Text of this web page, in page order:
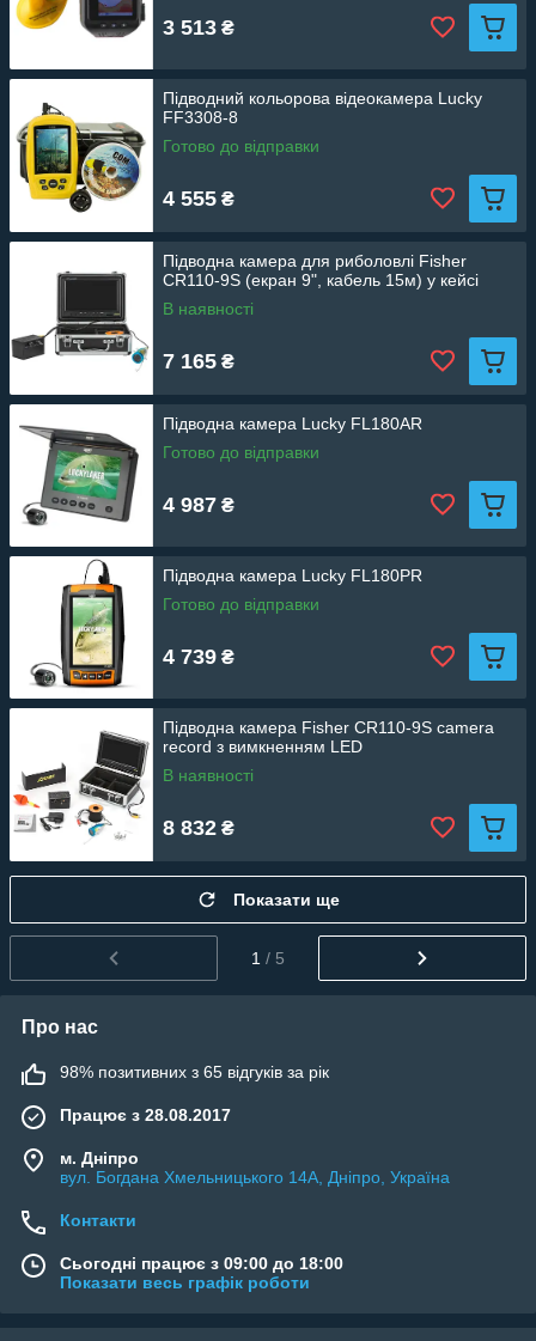
3 513 ₴
Підводний кольорова відеокамера Lucky
FF3308-8
Готово до відправки
4 555 ₴
Підводна камера для риболовлі Fisher
CR110-9S (екран 9", кабель 15м) у кейсі
В наявності
7 165 ₴
Підводна камера Lucky FL180AR
Готово до відправки
4 987 ₴
Підводна камера Lucky FL180PR
Готово до відправки
4 739 ₴
Підводна камера Fisher CR110-9S camera
record з вимкненням LED
В наявності
8 832 ₴
Показати ще
1 / 5
Про нас
98% позитивних з 65 відгуків за рік
Працює з 28.08.2017
м. Дніпро
вул. Богдана Хмельницького 14А, Дніпро, Україна
Контакти
Сьогодні працює з 09:00 до 18:00
Показати весь графік роботи